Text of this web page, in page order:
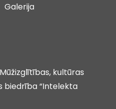
Galerija
kultūras
biedrība “Intelekta